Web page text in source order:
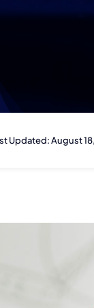
Updated: August